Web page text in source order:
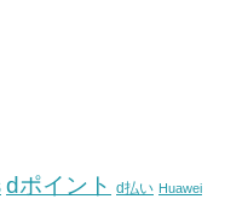
dポイント d払い Huawei